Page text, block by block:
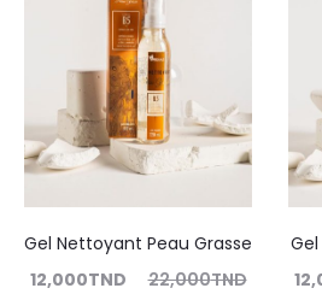
Gel Nettoyant Peau Grasse
22,000TND
12,000TND